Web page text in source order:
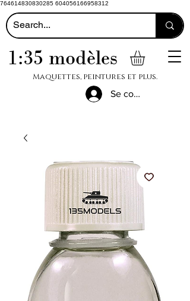
764614830830285 604056166958312
1:35 modèles
Maquettes, peintures et plus.
Se connecter